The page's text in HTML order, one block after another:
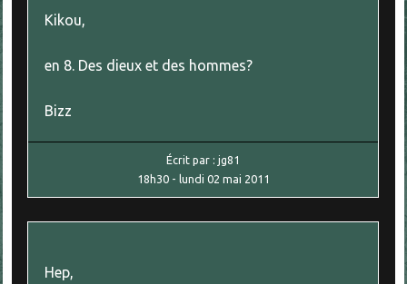
Kikou,
en 8. Des dieux et des hommes?
Bizz
Écrit par :jg81
18h30- lundi 02 mai 2011
Hep,